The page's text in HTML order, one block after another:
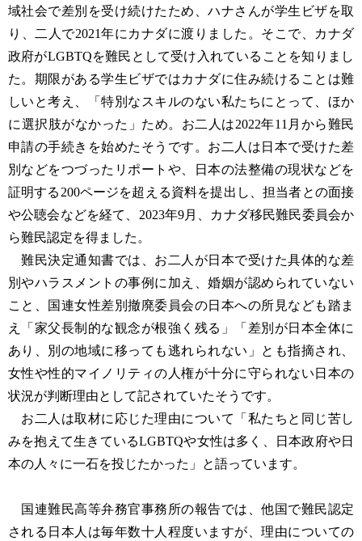
域社会で差別を受け続けたため、ハナさんが学生ビザを取
り、二人で2021年にカナダに渡りました。そこで、カナダ
政府がLGBTQを難民として受け入れていることを知りまし
た。期限がある学生ビザではカナダに住み続けることは難
しいと考え、「特別なスキルのない私たちにとって、ほか
に選択肢がなかった」ため。お二人は2022年11月から難民
申請の手続きを始めたそうです。お二人は日本で受けた差
別などをつづったリポートや、日本の法整備の現状などを
証明する200ページを超える資料を提出し、担当者との面接
や公聴会などを経て、2023年9月、カナダ移民難民委員会か
ら難民認定を得ました。
難民決定通知書では、お二人が日本で受けた具体的な差
別やハラスメントの事例に加え、婚姻が認められていない
こと、国連女性差別撤廃委員会の日本への所見なども踏ま
え「家父長制的な観念が根強く残る」「差別が日本全体に
あり、別の地域に移っても逃れられない」とも指摘され、
女性や性的マイノリティの人権が十分に守られない日本の
状況が判断理由として記されていたそうです。
お二人は取材に応じた理由について「私たちと同じ苦し
みを抱えて生きているLGBTQや女性は多く、日本政府や日
本の人々に一石を投じたかった」と語っています。
国連難民高等弁務官事務所の報告では、他国で難民認定
される日本人は毎年数十人程度いますが、理由についての